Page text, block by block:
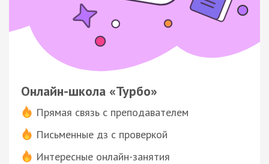
Онлайн-школа «Турбо»
Прямая связь с преподавателем
Письменные дз с проверкой
Интересные онлайн-занятия